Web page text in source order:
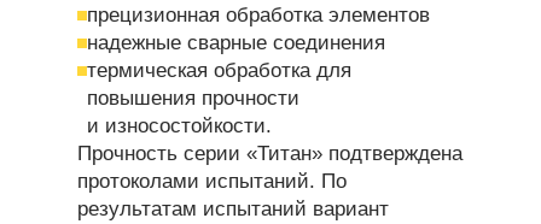
прецизионная обработка элементов
надежные сварные соединения
термическая обработка для
повышения прочности
и износостойкости.
Прочность серии «Титан» подтверждена
протоколами испытаний. По
результатам испытаний вариант